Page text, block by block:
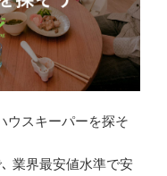
ウスキーパーを探そ
業界最安値水準で安